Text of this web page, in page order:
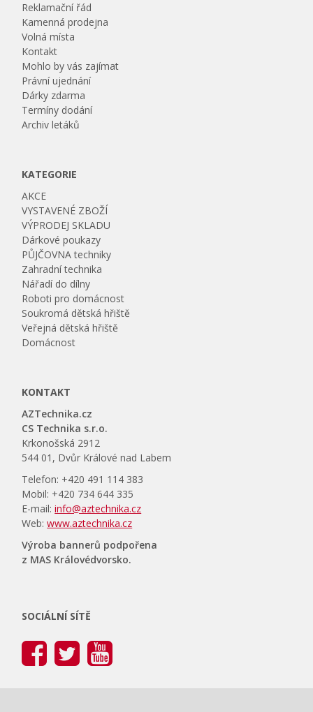
Reklamační řád
Kamenná prodejna
Volná místa
Kontakt
Mohlo by vás zajímat
Právní ujednání
Dárky zdarma
Termíny dodání
Archiv letáků
KATEGORIE
AKCE
VYSTAVENÉ ZBOŽÍ
VÝPRODEJ SKLADU
Dárkové poukazy
PŮJČOVNA techniky
Zahradní technika
Nářadí do dílny
Roboti pro domácnost
Soukromá dětská hřiště
Veřejná dětská hřiště
Domácnost
KONTAKT
AZTechnika.cz
CS Technika s.r.o.
Krkonošská 2912
544 01, Dvůr Králové nad Labem
Telefon: +420 491 114 383
Mobil: +420 734 644 335
E-mail:info@aztechnika.cz
Web:www.aztechnika.cz
Výroba bannerů podpořena
z MAS Královédvorsko.
SOCIÁLNÍ SÍTĚ